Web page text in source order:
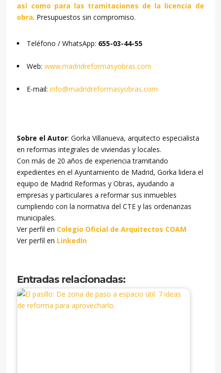
así como para las tramitaciones de la licencia de
obra. Presupuestos sin compromiso.
Teléfono / WhatsApp: 655-03-44-55
Web:www.madridreformasyobras.com
E-mail:info@madridreformasyobras.com
Sobre el Autor: Gorka Villanueva, arquitecto especialista
en reformas integrales de viviendas y locales.
Con más de 20 años de experiencia tramitando
expedientes en el Ayuntamiento de Madrid, Gorka lidera el
equipo de Madrid Reformas y Obras, ayudando a
empresas y particulares a reformar sus inmuebles
cumpliendo con la normativa del CTE y las ordenanzas
municipales.
Ver perfil en Colegio Oficial de Arquitectos COAM
Ver perfil en LinkedIn
Entradas relacionadas: